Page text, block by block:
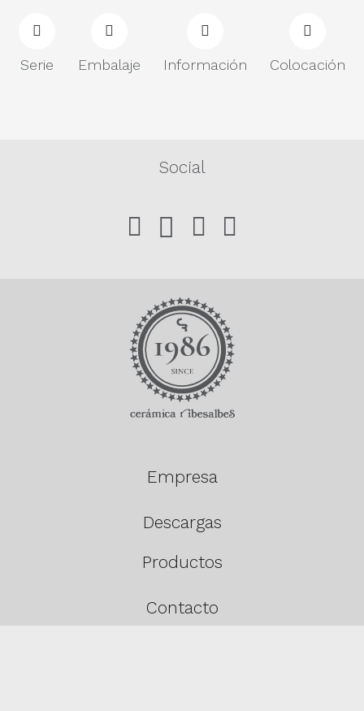
Serie Embalaje Información Colocación
Social
Empresa
Descargas
Productos
Contacto